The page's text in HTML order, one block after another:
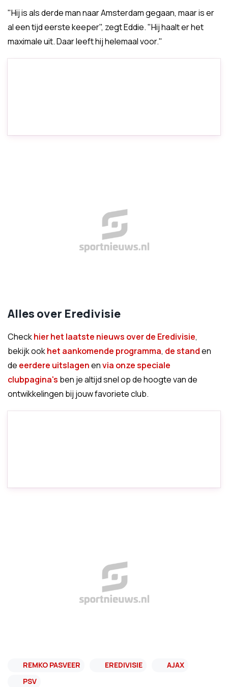
"Hij is als derde man naar Amsterdam gegaan, maar is er
al een tijd eerste keeper", zegt Eddie. "Hij haalt er het
maximale uit. Daar leeft hij helemaal voor."
Alles over Eredivisie
Checkhier het laatste nieuws over de Eredivisie,
bekijk ookhet aankomende programma, de standen
de eerdere uitslagenenvia onze speciale
clubpagina's ben je altijd snel op de hoogte van de
ontwikkelingen bij jouw favoriete club.
REMKO PASVEER EREDIVISIE
AJAX
PSV